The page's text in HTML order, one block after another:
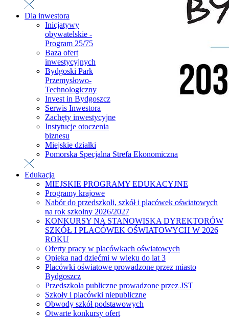
Dla inwestora
Inicjatywy
obywatelskie -
Program 25/75
Baza ofert
inwestycyjnych
Bydgoski Park
Przemysłowo-
Technologiczny
Invest in Bydgoszcz
Serwis Inwestora
Zachęty inwestycyjne
Instytucje otoczenia
biznesu
Miejskie działki
Pomorska Specjalna Strefa Ekonomiczna
Edukacja
MIEJSKIE PROGRAMY EDUKACYJNE
Programy krajowe
Nabór do przedszkoli, szkół i placówek oświatowych
na rok szkolny 2026/2027
KONKURSY NA STANOWISKA DYREKTORÓW
SZKÓŁ I PLACÓWEK OŚWIATOWYCH W 2026
ROKU
Oferty pracy w placówkach oświatowych
Opieka nad dziećmi w wieku do lat 3
Placówki oświatowe prowadzone przez miasto
Bydgoszcz
Przedszkola publiczne prowadzone przez JST
Szkoły i placówki niepubliczne
Obwody szkół podstawowych
Otwarte konkursy ofert